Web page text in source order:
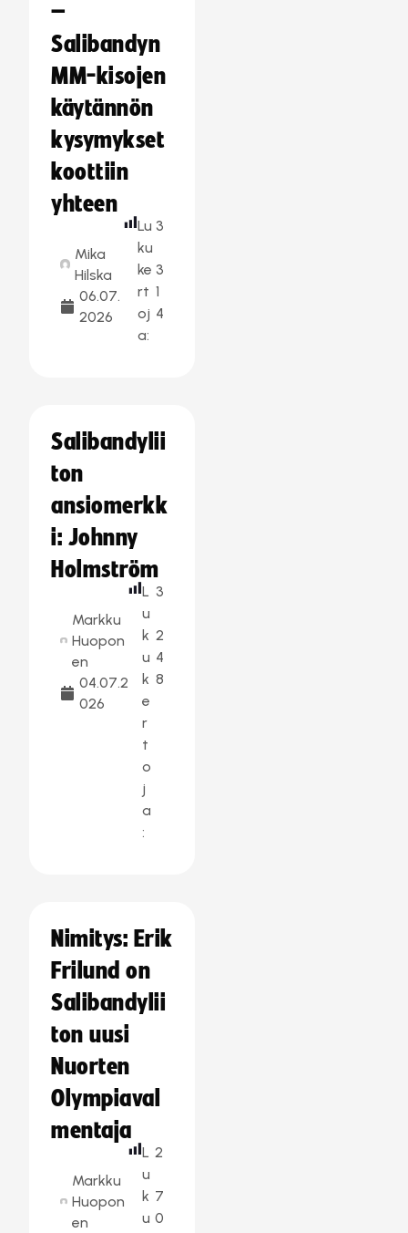
–
Salibandyn
MM-kisojen
käytännön
kysymykset
koottiin
yhteen
Mika
Hilska
06.07.
2026
Lu
ku
ke
rt
oj
a:
3
3
1
4
Salibandylii
ton
ansiomerkk
i: Johnny
Holmström
Markku
Huopon
en
04.07.2
026
L
u
k
u
k
e
r
t
o
j
a
:
3
2
4
8
Nimitys: Erik
Frilund on
Salibandylii
ton uusi
Nuorten
Olympiaval
mentaja
Markku
Huopon
en
L
u
k
u
2
7
0